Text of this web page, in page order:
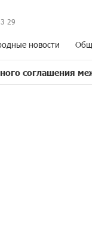
29
новости
между